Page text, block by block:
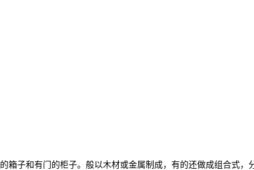
和有门的柜子。般以木材或金属制成，有的还做成组合式，